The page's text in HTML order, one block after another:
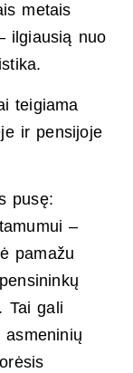
metais
ilgiausią nuo
teigiama
ir pensijoje
pusę:
–
pamažu
Tai gali